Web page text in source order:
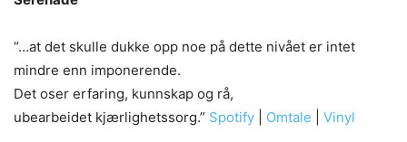
“…at det skulle dukke opp noe på dette nivået er intet
mindre enn imponerende.
Det oser erfaring, kunnskap og rå,
ubearbeidet kjærlighetssorg.” Spotify Omtale Vinyl